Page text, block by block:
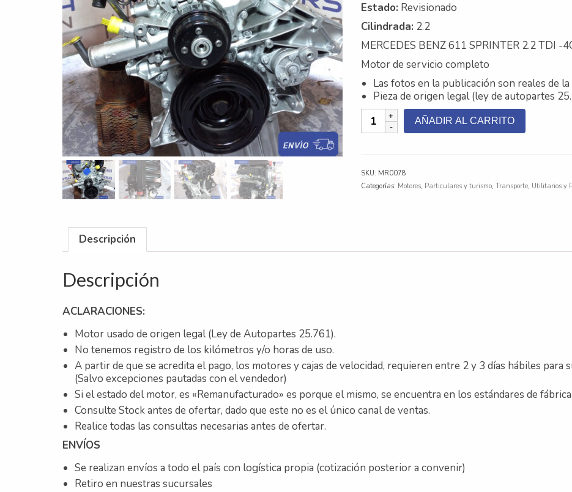
Estado: Revisionado
Cilindrada: 2.2
MERCEDES BENZ 611 SPRINTER 2.2 TDI -
Motor de servicio completo
Las fotos en la publicación son reales de la
Pieza de origen legal (ley de autopartes
MOTOR
MERCEDES
2.2
TDI
AÑADIR AL CARRITO
SKU: MR0078
Categorías: Motores, Particulares y turismo, Transporte, Utilitarios y
Descripción
Descripción
ACLARACIONES:
Motor usado de origen legal (Ley de Autopartes 25.761).
No tenemos registro de los kilómetros y/o horas de uso.
A partir de que se acredita el pago, los motores y cajas de velocidad, requieren entre 2 y 3 días hábiles para
(Salvo excepciones pautadas con el vendedor)
Si el estado del motor, es «Remanufacturado» es porque el mismo, se encuentra en los estándares de fábrica
Consulte Stock antes de ofertar, dado que este no es el único canal de ventas.
Realice todas las consultas necesarias antes de ofertar.
ENVÍOS
Se realizan envíos a todo el país con logística propia (cotización posterior a convenir)
Retiro en nuestras sucursales